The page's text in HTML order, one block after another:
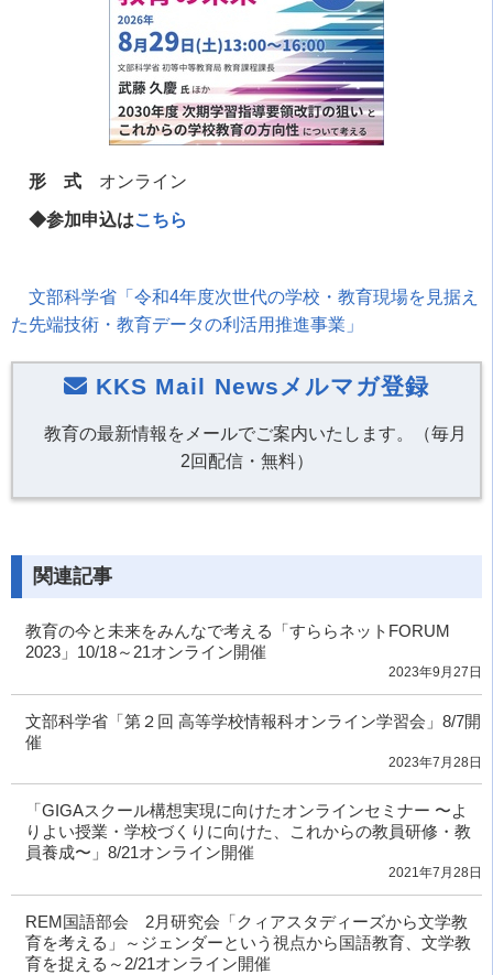
形 式 オンライン
◆参加申込はこちら
文部科学省「令和4年度次世代の学校・教育現場を見据え
た先端技術・教育データの利活用推進事業」
KKS Mail Newsメルマガ登録
教育の最新情報をメールでご案内いたします。（毎月
2回配信・無料）
関連記事
教育の今と未来をみんなで考える「すららネットFORUM
2023」10/18～21オンライン開催
2023年9月27日
文部科学省「第２回 高等学校情報科オンライン学習会」8/7開
催
2023年7月28日
「GIGAスクール構想実現に向けたオンラインセミナー 〜よ
りよい授業・学校づくりに向けた、これからの教員研修・教
員養成〜」8/21オンライン開催
2021年7月28日
REM国語部会 2月研究会「クィアスタディーズから文学教
育を考える」～ジェンダーという視点から国語教育、文学教
育を捉える～2/21オンライン開催